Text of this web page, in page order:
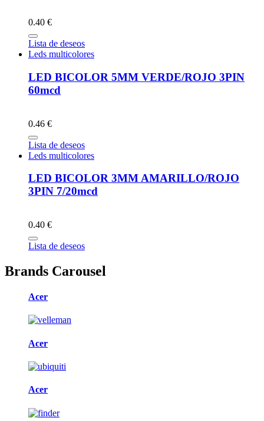
0.40 €
Lista de deseos
Leds multicolores
LED BICOLOR 5MM VERDE/ROJO 3PIN
60mcd
0.46 €
Lista de deseos
Leds multicolores
LED BICOLOR 3MM AMARILLO/ROJO
3PIN 7/20mcd
0.40 €
Lista de deseos
Brands Carousel
Acer
Acer
Acer